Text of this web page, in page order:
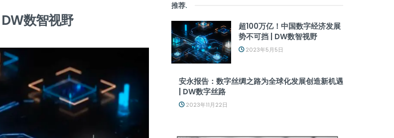
数智视野
推荐.
超100万亿！中国数字经济发展
势不可挡 | DW数智视野
2023年5月5日
安永报告：数字丝绸之路为全球化发展创造新机遇
| DW数字丝路
2023年11月22日